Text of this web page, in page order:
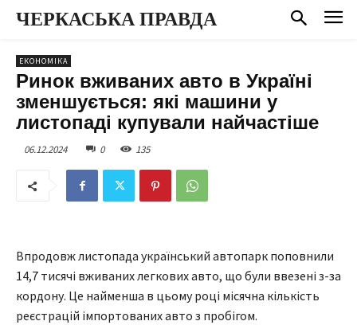
ЧЕРКАСЬКА ПРАВДА
ЕКОНОМІКА
Ринок вживаних авто в Україні
зменшується: які машини у
листопаді купували найчастіше
06.12.2024 0 135
Впродовж листопада український автопарк поповнили
14,7 тисячі вживаних легкових авто, що були ввезені з-за
кордону. Це найменша в цьому році місячна кількість
реєстрацій імпортованих авто з пробігом.